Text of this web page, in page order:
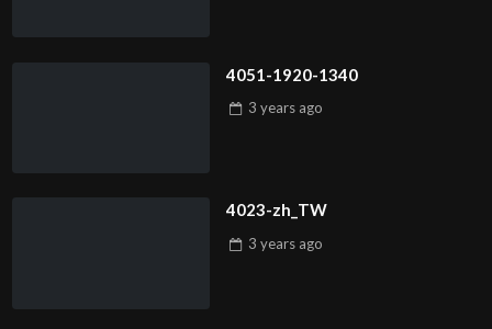
4051-1920-1340
3 years ago
4023-zh_TW
3 years ago